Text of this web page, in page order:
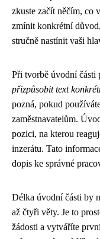
zkuste začít něčím, co
zmínit konkrétní
stručně nastínit vaši
Při tvorbě úvodní části
přizpůsobit text
pozná, pokud
zaměstnavatelům.
pozici, na kterou
inzerátu. Tato
dopis ke správné
Délka úvodní části by
až čtyři věty. Je to
žádosti a vytváříte